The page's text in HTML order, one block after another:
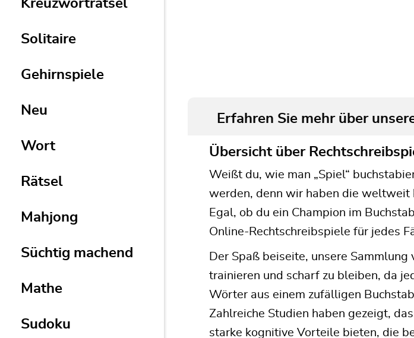
Kreuzworträtsel
Solitaire
Gehirnspiele
Neu
Wort
Rätsel
Mahjong
Süchtig machend
Mathe
Sudoku
Erfahren Sie mehr über
Übersicht über
Weißt du, wie man „Spiel“
werden, denn wir haben die weltweit
Egal, ob du ein Champion im
Online-Rechtschreibspiele für jedes
Der Spaß beiseite, unsere
trainieren und scharf zu bleiben, da
Wörter aus einem zufälligen
Zahlreiche Studien haben gezeigt,
starke kognitive Vorteile bieten, die